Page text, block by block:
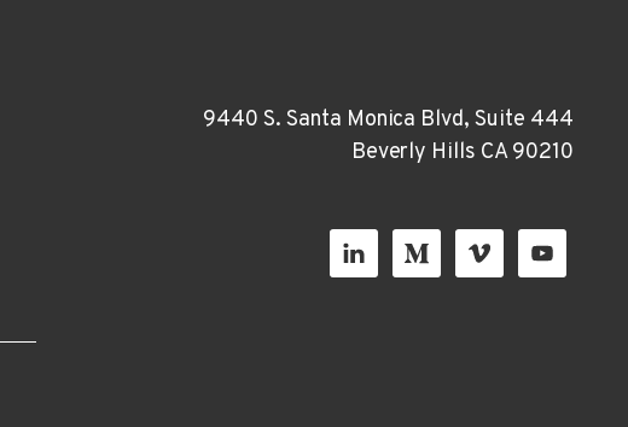
9440 S. Santa Monica Blvd, Suite 444
Beverly Hills CA 90210